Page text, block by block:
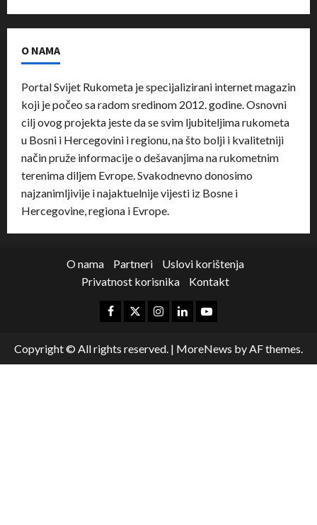
O NAMA
Portal Svijet Rukometa je specijalizirani internet magazin
koji je počeo sa radom sredinom 2012. godine. Osnovni
cilj ovog projekta jeste da se svim ljubiteljima rukometa
u Bosni i Hercegovini i regionu, na što bolji i kvalitetniji
način pruže informacije o dešavanjima na rukometnim
terenima diljem Evrope. Svakodnevno donosimo
najzanimljivije i najaktuelnije vijesti iz Bosne i
Hercegovine, regiona i Evrope.
O nama Partneri
Uslovi korištenja
Privatnost korisnika
Kontakt
Copyright © All rights reserved. | MoreNews by AF themes.